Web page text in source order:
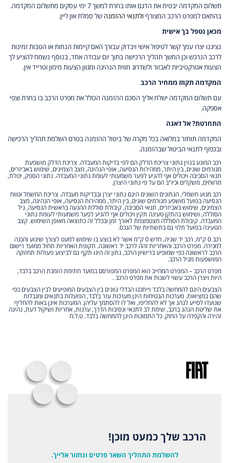
תשלום המקדמה יבטיח את הדגם אותו בחרת למשך 7 ימי עסקים מתשלום המקדמה.
בהתאם למפרט הרכב המצורף ולתנאי ההזמנה של סמלת און ליין.
מכאן נטפל בך אישית
נציגנו יצרו עמך קשר לטיפול אישי ויבדוק עבורך האם קיימות הנחות או הטבות זמינות
לרכב הנרכש וכן המשך תהליך הרכישה בתוך יום עבודה אחד, בנוסף נשמח להציע לך
הצעות אטרקטיביות לאבזור ולשדרוג חווית הנהיגה ומגוון הצעות מימון וטרייד אין.
המקדמה תקוזז ממחיר הרכב
עם תשלום המקדמה ישלח אליך הסכם ההזמנה הכולל את מפרט הרכב בו בחרת וצפי
אספקה.
התחרטת? אל דאגה
המקדמה תוחזר במלואה בכל מקרה של ביטול ההזמנה בטרם השלמת תהליך הרכישה
ובכפוף לתנאי הביטול שבהזמנה.
רכב המונע בנזין נתוני צריכת הדלק הם לפי בדיקות המעבדה. צריכת הדלק מושפעת
מגורמים שונים, בין היתר, ממהירות הנסיעה, אופי הנהיגה, מצב הצמיגים, שימוש באביזרים,
תנאי הסביבה ויכולים אף להגיע לפער משמעותי לעומת נתוני המעבדה. נתוני הספק, יכולת,
מרווחים, משקלים וכיו"ב הם על פי נתוני היצרן.
רכב מנוע חשמלי, הנתונים השונים הינם נתוני יצרן ובבדיקות מעבדה. צריכת החשמל וטווח
הנסיעה בפועל מושפע מגורמים שונים, בין היתר, ממהירות הנסיעה, אופי הנהיגה, מצב
הצמיגים, שימוש באביזרים, תנאי הסביבה, קיבולת סוללת ההנעה בראשית הנסיעה, גיל
הסוללה, ושימוש בהתקן טעינה תקין ויכולים אף להגיע לפער משמעותי לעומת נתוני
המעבדה. קיבולת הסוללה מצטמצמת לאורך זמן ובכלל זה כתוצאה מאופן השימוש. קצב
הטעינה בפועל תלוי גם בתשתיות של הנכס.
רכב 0 ק"מ, רכב יד שניה, חדש 0 ק"מ אשר לא בוצע בו שימוש למעט לצורך שינוע והכנה
למכירה. מפרט הרכב והאחריות זהה לרכב יד ראשונה. תקופת האחריות תחול ממועד רישום
הרכב לראשונה כפי שמופיע ברישיון הרכב, נתון זה הינו תקף גם לביצוע פעולות תחזוקה
המושפעות מגיל הרכב.
מפרט הרכב – המפרט המחייב הוא המפרט המפורסם במועד חתימת הזמנת הרכב בלבד,
היות ויצרן הרכב עשוי לשנות את מפרט הרכב .
הצבעים הינם להמחשה בלבד וייתכנו הבדלי גוונים בין הצבעים המופיעים לבין הצבעים כפי
שהם במציאות. מערכות הבטיחות הינן מערכות עזר בלבד, הפועלות בתנאים ומגבלות
שנועדו לסייע לנהג אך לא להחליפו, ואל לו להסתמך עליהן. המערכות אינן באות להחליף
את שליטת הנהג ברכב, שימת לב לתנאי ונסיבות הדרך, ערנות, אחריות ושיקול דעת, נהיגה
זהירה והקפדה על החוק. כל התמונות הינן להמחשה בלבד. ט.ל.ח
הרכב שלך כמעט מוכן!
להשלמת התהליך השאר פרטים ונחזור אלייך.